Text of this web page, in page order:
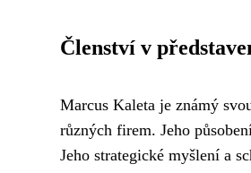
Členství v
Marcus Kaleta je známý
různých firem. Jeho
Jeho strategické myšlení a